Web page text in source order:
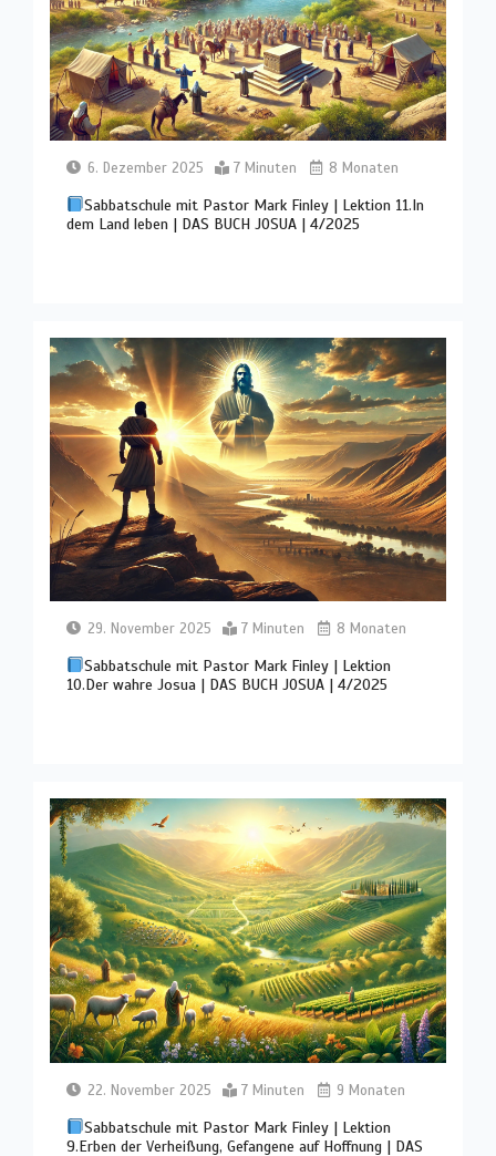
6. Dezember 2025 7 Minuten 8 Monaten
Sabbatschule mit Pastor Mark Finley | Lektion 11.In
dem Land leben | DAS BUCH JOSUA | 4/2025
29. November 2025 7 Minuten 8 Monaten
Sabbatschule mit Pastor Mark Finley | Lektion
10.Der wahre Josua | DAS BUCH JOSUA | 4/2025
22. November 2025 7 Minuten 9 Monaten
Sabbatschule mit Pastor Mark Finley | Lektion
9.Erben der Verheißung, Gefangene auf Hoffnung | DAS